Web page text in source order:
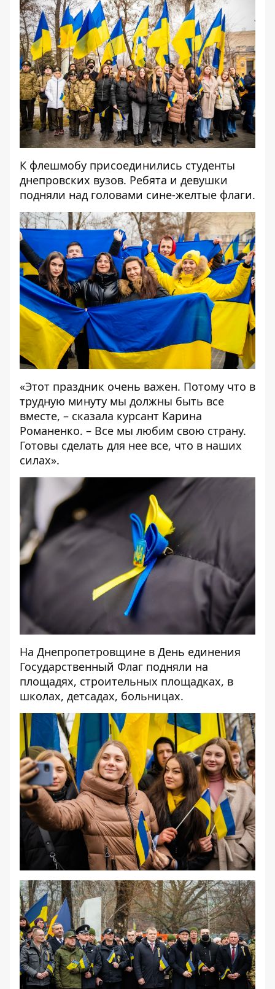
К флешмобу присоединились студенты
днепровских вузов. Ребята и девушки
подняли над головами сине-желтые флаги.
«Этот праздник очень важен. Потому что в
трудную минуту мы должны быть все
вместе, – сказала курсант Карина
Романенко. – Все мы любим свою страну.
Готовы сделать для нее все, что в наших
силах».
На Днепропетровщине в День единения
Государственный Флаг подняли на
площадях, строительных площадках, в
школах, детсадах, больницах.